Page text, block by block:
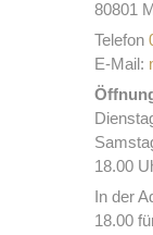
80801
Telefon
E-Mail:
18.00
In der
18.00